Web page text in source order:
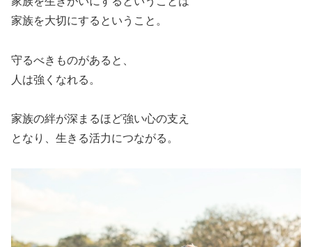
家族を大切にするということ。
守るべきものがあると、
人は強くなれる。
家族の絆が深まるほど強い心の支え
となり、生きる活力につながる。